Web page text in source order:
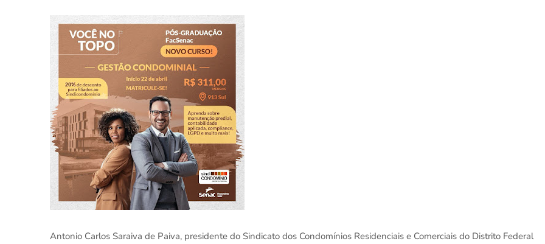
Antonio Carlos Saraiva de Paiva, presidente do Sindicato dos Condomínios Residenciais e Comerciais do Distrito Federal